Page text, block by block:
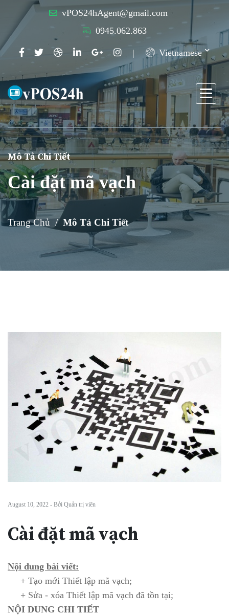
vPOS24hAgent@gmail.com
0945.062.863
Vietnamese
Mô Tả Chi Tiết
Cài đặt mã vạch
Trang Chủ Mô Tả Chi Tiết
August 10, 2022 - Bởi Quản trị viên
Cài đặt mã vạch
Nội dung bài viết:
+ Tạo mới Thiết lập mã vạch;
+ Sửa - xóa Thiết lập mã vạch đã tồn tại;
NỘI DUNG CHI TIẾT